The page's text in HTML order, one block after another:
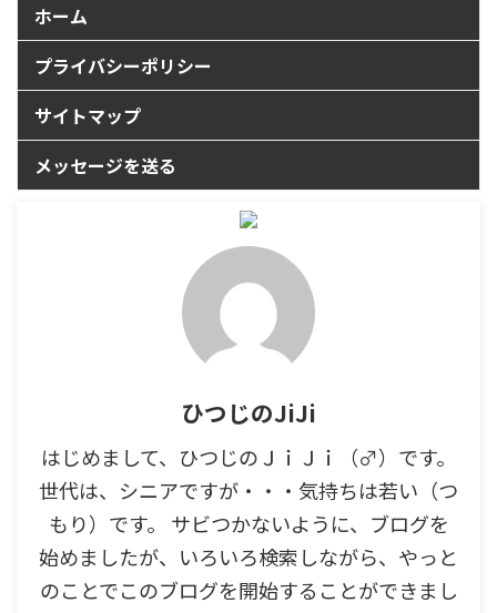
ホーム
プライバシーポリシー
サイトマップ
メッセージを送る
ひつじのJiJi
はじめまして、ひつじのＪｉＪｉ（♂）です。
世代は、シニアですが・・・気持ちは若い（つ
もり）です。 サビつかないように、ブログを
始めましたが、いろいろ検索しながら、やっと
のことでこのブログを開始することができまし